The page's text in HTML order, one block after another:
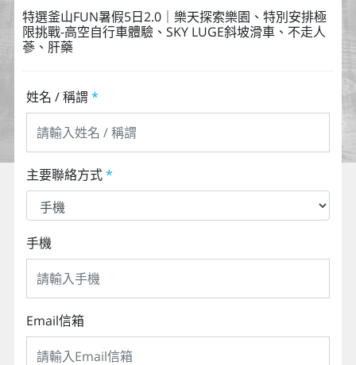
特選釜山FUN暑假5日2.0｜樂天探索樂園、特別安排極
限挑戰-高空自行車體驗、SKY LUGE斜坡滑車、不走人
蔘、肝藥
姓名 / 稱謂 *
主要聯絡方式*
手機
Email信箱